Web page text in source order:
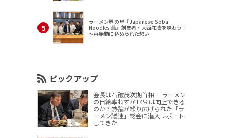
ラーメン界の星『Japanese Soba
Noodles 蔦』創業者・大西祐貴を味わう！
～再始動に込められた想い
ピックアップ
会長は石破茂次期首相！ ラーメン
の自給率わずか14％は向上できる
のか!? 熱論が繰り広げられた「ラ
ーメン議連」総会に潜入レポート
してきた